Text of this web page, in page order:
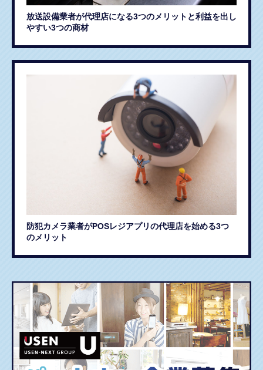
放送設備業者が代理店になる3つのメリットと利益を出し
やすい3つの商材
防犯カメラ業者がPOSレジアプリの代理店を始める3つ
のメリット